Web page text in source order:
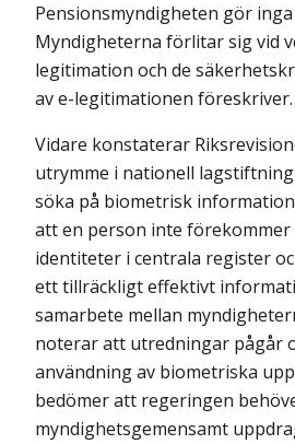
Pensionsmyndigheten gör
Myndigheterna förlitar sig vid
legitimation och de
av e-legitimationen föreskriver.
Vidare konstaterar
utrymme i nationell
söka på biometrisk
att en person inte förekommer
identiteter i centrala register
ett tillräckligt effektivt
samarbete mellan
noterar att utredningar pågår
användning av biometriska
bedömer att regeringen
myndighetsgemensamt